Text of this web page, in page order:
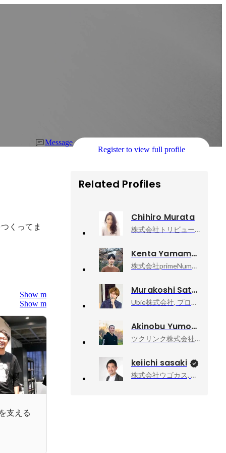
Message
Register to view full profile
くってま
Show more
Show more
支える
Related Profiles
Chihiro Murata
株式会社トリビュー, 開発部 マネージャー
Kenta Yamamoto
株式会社primeNumber, 取締役執行役員CIO
Murakoshi Satoru
Ubie株式会社, プロダクトデザイナー
Akinobu Yumoto
ツクリンク株式会社, エンジニアリングマネージャー
keiichi sasaki
株式会社ウゴカス, 代表取締役